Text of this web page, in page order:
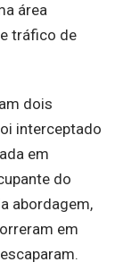
área
tráfico de
dois
interceptado
em
do
abordagem,
em